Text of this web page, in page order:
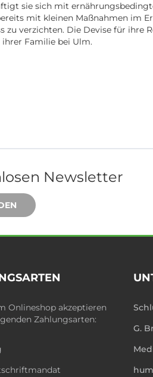
sie sich mit
mit kleinen Maßnahmen im
zu verzichten. Die Devise für ihre
Familie bei Ulm.
Newsletter
Onlineshop akzeptieren
Zahlungsarten:
G.